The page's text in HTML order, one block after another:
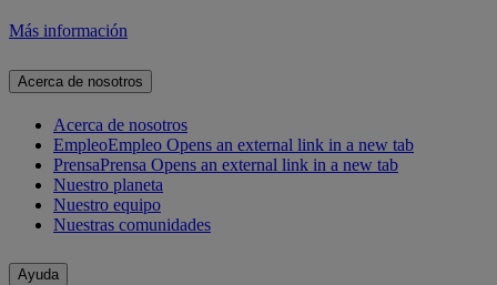
Más información
Acerca de nosotros
Acerca de nosotros
EmpleoEmpleo Opens an external link in a new tab
PrensaPrensa Opens an external link in a new tab
Nuestro planeta
Nuestro equipo
Nuestras comunidades
Ayuda